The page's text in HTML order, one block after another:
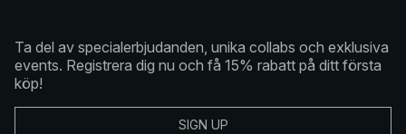
Ta del av specialerbjudanden, unika collabs och exklusiva
events. Registrera dig nu och få 15% rabatt på ditt första
köp!
SIGN UP